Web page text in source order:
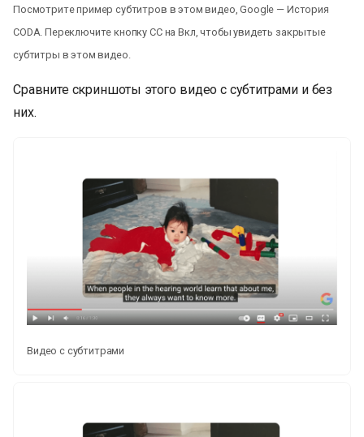
Посмотрите пример субтитров в этом видео, Google — История
CODA. Переключите кнопку CC на Вкл, чтобы увидеть закрытые
субтитры в этом видео.
Сравните скриншоты этого видео с субтитрами и без
них.
Видео с субтитрами